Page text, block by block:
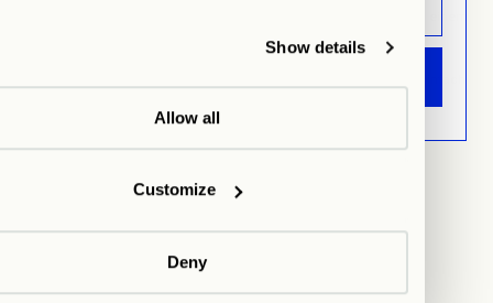
Show details
Allow all
Customize
Deny
beliebten Cocktail entwickelt, der in Bars weltweit genossen wird.
Die Zutaten des Americano Cocktails
Bestandteile aufgeführt:
ZUTAT MENGE
Soda Wasser Nach Geschmack